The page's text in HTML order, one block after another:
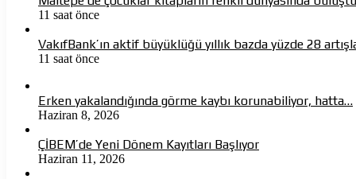
11 saat önce
VakıfBank’ın aktif büyüklüğü yıllık bazda yüzde 28
11 saat önce
Erken yakalandığında görme kaybı korunabiliyor, hatta…
Haziran 8, 2026
ÇİBEM’de Yeni Dönem Kayıtları Başlıyor
Haziran 11, 2026